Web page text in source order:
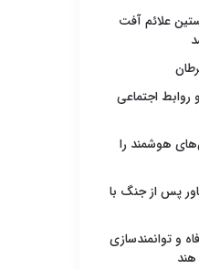
علائم آفت
اجتماعی
هوشمند را
پس از جنگ با
و توانمندسازی